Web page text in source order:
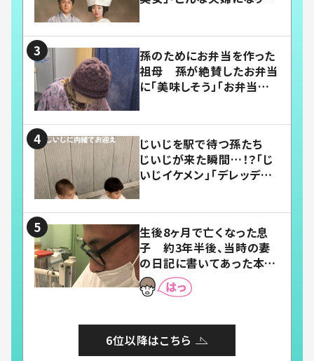
孫のためにお弁当を作った
祖母 孫が絶賛したお弁当
に「美味しそう」「お弁当すご
じいじを駅で待つ孫たち
じいじが来た瞬間…！？「じ
いじイケメン」「デレッデレ」
生後8ヶ月で亡くなった息
子 約3年半後、当時の妻
の日記に書いてあった本音
とは
6位以降はこちら